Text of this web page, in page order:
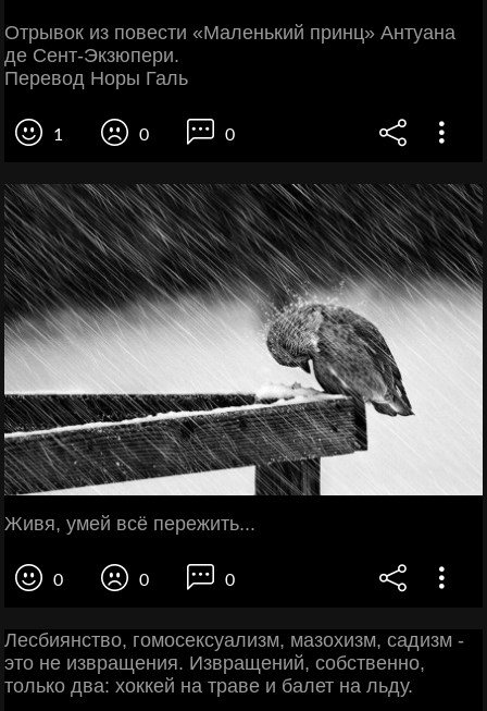
Отрывок из повести «Маленький принц» Антуана
де Сент-Экзюпери.
Перевод Норы Галь
1 0 0
Живя, умей всё пережить...
0 0 0
Лесбиянство, гомосексуализм, мазохизм, садизм -
это не извращения. Извращений, собственно,
только два: хоккей на траве и балет на льду.